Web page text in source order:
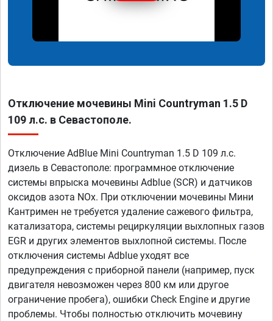
Отключение мочевины Mini Countryman 1.5 D
109 л.с. в Севастополе.
Отключение AdBlue Mini Countryman 1.5 D 109 л.с.
дизель в Севастополе: программное отключение
системы впрыска мочевины Adblue (SCR) и датчиков
оксидов азота NOx. При отключении мочевины Мини
Кантримен не требуется удаление сажевого фильтра,
катализатора, системы рециркуляции выхлопных газов
EGR и других элементов выхлопной системы. После
отключения системы Adblue уходят все
предупреждения с приборной панели (например, пуск
двигателя невозможен через 800 км или другое
ограничение пробега), ошибки Check Engine и другие
проблемы. Чтобы полностью отключить мочевину